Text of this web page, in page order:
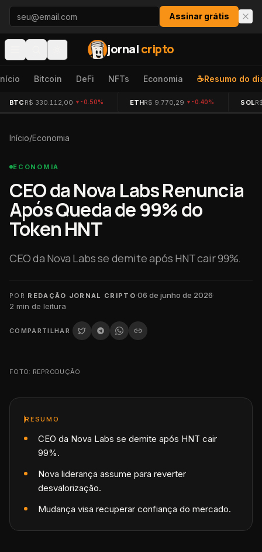
Pular para o conteúdo
Assinar grátis
jornalcripto
Bitcoin DeFi NFTs Economia ☕Resumo do
BTC R$ 330.112,00 -0.50% ETHR$ 9.770,29 -0.40% SOL
Início/Economia
ECONOMIA
CEO da Nova Labs Renuncia
Após Queda de 99% do
Token HNT
CEO da Nova Labs se demite após HNT cair 99%.
POR REDAÇÃO JORNAL CRIPTO·06 de junho de 2026·
2 min de leitura
COMPARTILHAR
FOTO: REPRODUÇÃO
RESUMO
CEO da Nova Labs se demite após HNT cair
99%.
Nova liderança assume para reverter
desvalorização.
Mudança visa recuperar confiança do mercado.